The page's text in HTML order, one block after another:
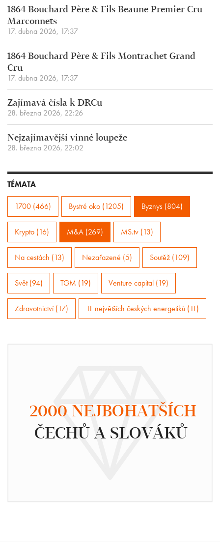
1864 Bouchard Père & Fils Beaune Premier Cru
Marconnets
17. dubna 2026, 17:37
1864 Bouchard Père & Fils Montrachet Grand
Cru
17. dubna 2026, 17:37
Zajímavá čísla k DRCu
28. března 2026, 22:26
Nejzajímavější vinné loupeže
28. března 2026, 22:02
TÉMATA
1700 (466) Bystré oko (1205) Byznys (804)
Krypto (16) M&A (269) MS.tv (13)
Na cestách (13) Nezařazené (5) Soutěž (109)
Svět (94) TGM (19) Venture capital (19)
Zdravotnictví (17) 11 největších českých energetiků (11)
2000 NEJBOHATŠÍCH
ČECHŮ A SLOVÁKŮ